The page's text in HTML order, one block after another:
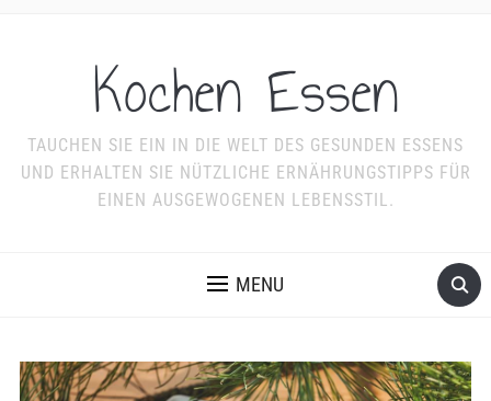
Kochen Essen
TAUCHEN SIE EIN IN DIE WELT DES GESUNDEN ESSENS
UND ERHALTEN SIE NÜTZLICHE ERNÄHRUNGSTIPPS FÜR
EINEN AUSGEWOGENEN LEBENSSTIL.
MENU